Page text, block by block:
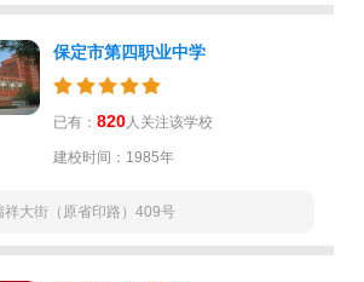
保定市第四职业中学
已有： 820人关注该学校
建校时间：1985年
祥大街（原省印路）409号